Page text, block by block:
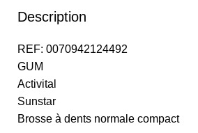
Description
REF: 0070942124492
GUM
Activital
Sunstar
Brosse à dents normale compact